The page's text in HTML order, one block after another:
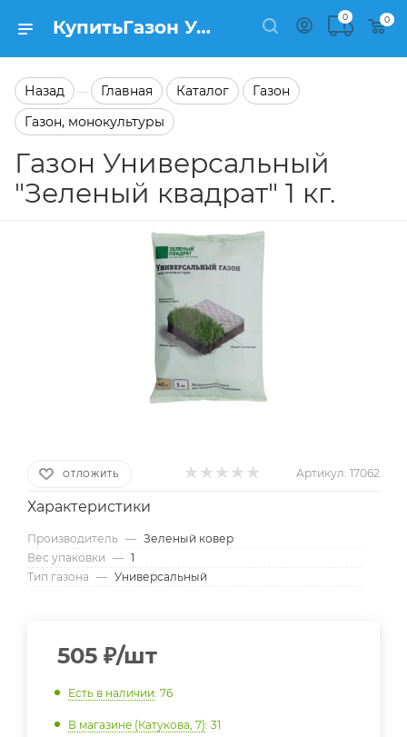
КупитьГазон Универсальный "Зеленый квадрат" 1 кг. в каталоге Газон, монокультуры Заказать Газон Универсальный "Зеленый квадрат" 1 кг. в каталоге Газон, монокультуры на сайте Semfart.ru 0
0
Назад — Главная Каталог
Газон
Газон, монокультуры
Газон Универсальный
"Зеленый квадрат" 1 кг.
ОТЛОЖИТЬ Артикул: 17062
Характеристики
Производитель — Зеленый ковер
Вес упаковки — 1
Тип газона — Универсальный
505 ₽/шт
Есть в наличии: 76
В магазине (Катукова, 7): 31